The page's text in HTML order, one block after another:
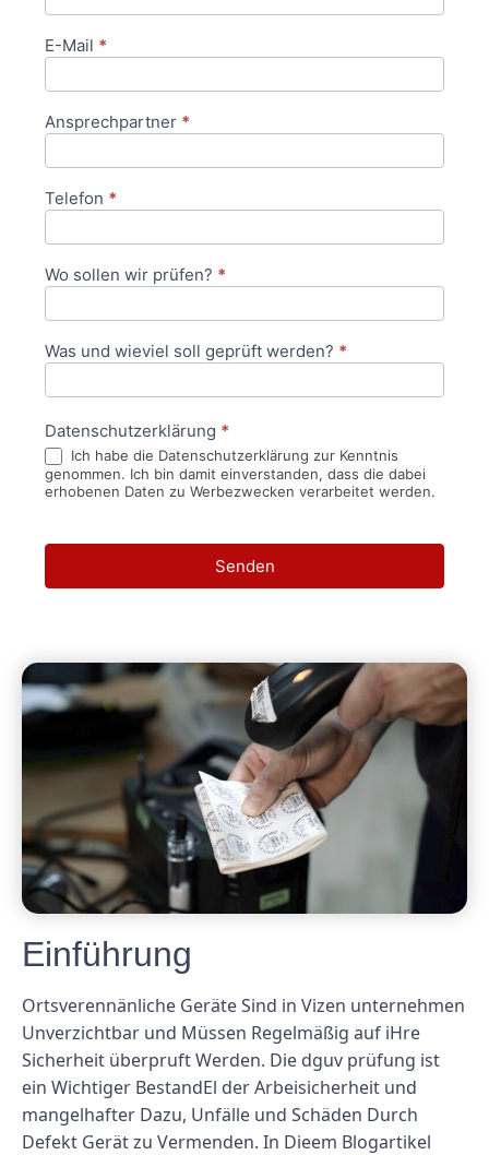
E-Mail *
Ansprechpartner *
Telefon *
Wo sollen wir prüfen? *
Was und wieviel soll geprüft werden? *
Datenschutzerklärung *
Ich habe die Datenschutzerklärung zur Kenntnis
genommen. Ich bin damit einverstanden, dass die dabei
erhobenen Daten zu Werbezwecken verarbeitet werden.
Senden
Einführung
Ortsverennänliche Geräte Sind in Vizen unternehmen
Unverzichtbar und Müssen Regelmäßig auf iHre
Sicherheit überpruft Werden. Die dguv prüfung ist
ein Wichtiger BestandEl der Arbeisicherheit und
mangelhafter Dazu, Unfälle und Schäden Durch
Defekt Gerät zu Vermenden. In Dieem Blogartikel